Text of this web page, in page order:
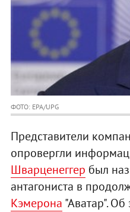
ФОТО: EPA/UPG
Представители
опровергли
Шварценеггер был
антагониста в
Кэмерона "Аватар".